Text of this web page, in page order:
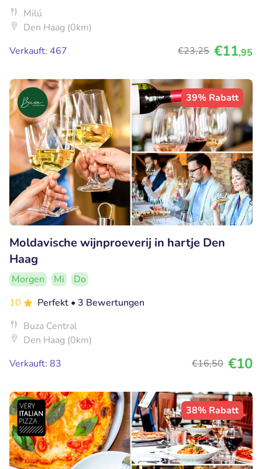
Milú
Den Haag (0km)
Verkauft: 467
€23,25 €11,95
39% Rabatt
Moldavische wijnproeverij in hartje Den
Haag
Morgen Mi
Do
10
Perfekt • 3 Bewertungen
Buza Central
Den Haag (0km)
Verkauft: 83
€16,50 €10
38% Rabatt